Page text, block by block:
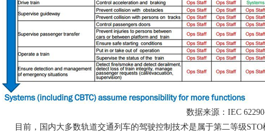
数据来源：IEC
目前，国内大多数轨道交通列车的驾驶控制技术是属于第二等级